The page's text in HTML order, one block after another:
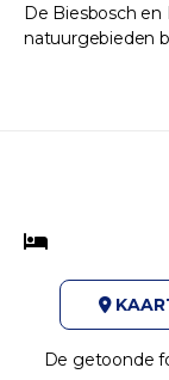
De Biesbosch en
natuurgebieden
De getoonde